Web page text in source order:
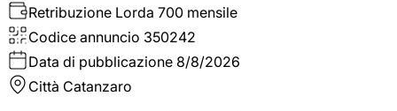
Retribuzione Lorda 700 mensile
Codice annuncio 350242
Data di pubblicazione 8/8/2026
Città Catanzaro